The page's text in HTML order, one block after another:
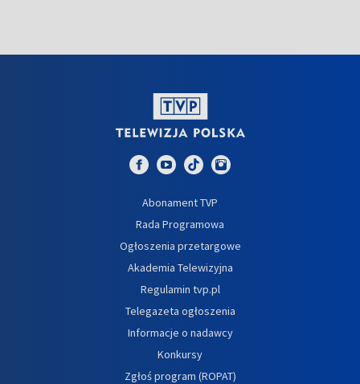
Abonament TVP
Rada Programowa
Ogłoszenia przetargowe
Akademia Telewizyjna
Regulamin tvp.pl
Telegazeta ogłoszenia
Informacje o nadawcy
Konkursy
Zgłoś program (ROPAT)